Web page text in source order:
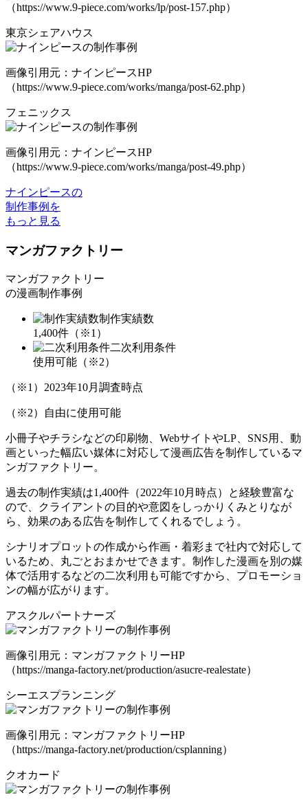
（https://www.9-piece.com/works/lp/post-157.php）
東京シェアハウス
画像引用元：ナインピースHP
（https://www.9-piece.com/works/manga/post-62.php）
フェニックス
画像引用元：ナインピースHP
（https://www.9-piece.com/works/manga/post-49.php）
ナインピースの
制作事例を
もっと見る
マンガファクトリー
マンガファクトリー
の漫画制作事例
制作実績数
1,400件（※1）
二次利用条件
使用可能 （※2）
（※1）2023年10月調査時点
（※2）自由に使用可能
小冊子やチラシなどの印刷物、WebサイトやLP、SNS用、動
画といった幅広い媒体に対応して漫画広告を制作しているマ
ンガファクトリー。
過去の制作実績は1,400件 （2022年10月時点）と経験豊富な
ので、クライアントの目的や意図をしっかりくみとりなが
ら、効果のある広告を制作してくれるでしょう。
シナリオプロットの作成から作画・着彩まで社内で対応して
いるため、丸ごとおまかせできます。制作した漫画を別の媒
体で活用するなどの二次利用も可能ですから、プロモーショ
ンの幅が広がります。
アスクルパートナーズ
画像引用元：マンガファクトリーHP
（https://manga-factory.net/production/asucre-realestate）
シーエスプランニング
画像引用元：マンガファクトリーHP
（https://manga-factory.net/production/csplanning）
クオカード